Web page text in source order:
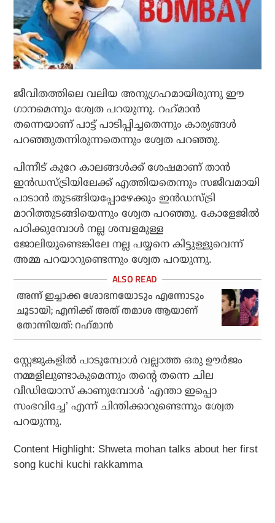
ജീവിതത്തിലെ വലിയ അനുഗ്രഹമായിരുന്നു ഈ
ഗാനമെന്നും ശ്വേത പറയുന്നു. റഹ്‌മാന്‍
തന്നെയാണ് പാട്ട് പാടിപ്പിച്ചതെന്നും കാര്യങ്ങള്‍
പറഞ്ഞുതന്നിരുന്നതെന്നും ശ്വേത പറഞ്ഞു.
പിന്നീട് കുറേ കാലങ്ങള്‍ക്ക് ശേഷമാണ് താന്‍
ഇന്‍ഡസ്ട്രിയിലേക്ക് എത്തിയതെന്നും സജീവമായി
പാടാന്‍ തുടങ്ങിയപ്പോഴേക്കും ഇന്‍ഡസ്ട്രി
മാറിത്തുടങ്ങിയെന്നും ശ്വേത പറഞ്ഞു. കോളേജില്‍
പഠിക്കുമ്പോള്‍ നല്ല ശമ്പളമുള്ള
ജോലിയുണ്ടെങ്കിലേ നല്ല പയ്യനെ കിട്ടുള്ളുവെന്ന്
അമ്മ പറയാറുണ്ടെന്നും ശ്വേത പറയുന്നു.
അന്ന് ഇച്ചാക്ക ശോഭനയോടും എന്നോടും
ചൂടായി; എനിക്ക് അത് തമാശ ആയാണ്
തോന്നിയത്: റഹ്‌മാന്‍
സ്റ്റേജുകളില്‍ പാടുമ്പോള്‍ വല്ലാത്ത ഒരു ഊര്‍ജം
നമ്മളിലുണ്ടാകുമെന്നും തന്റെ തന്നെ ചില
വീഡിയോസ് കാണുമ്പോള്‍ ‘എന്താ ഇപ്പൊ
സംഭവിച്ചേ’ എന്ന് ചിന്തിക്കാറുണ്ടെന്നും ശ്വേത
പറയുന്നു.
Content Highlight: Shweta mohan talks about her first
song kuchi kuchi rakkamma